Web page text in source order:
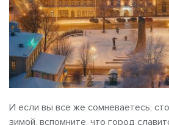
И если вы все же сомневаетесь,
зимой, вспомните, что город